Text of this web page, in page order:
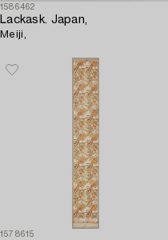
1586462
Lackask. Japan,
Meiji,
1578615